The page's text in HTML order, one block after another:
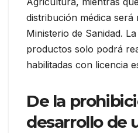
distribución médica será
Ministerio de Sanidad.
productos solo podrá
habilitadas con licencia
De la
desarrollo de